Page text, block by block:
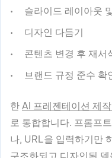
슬라이드 레이아웃
디자인 다듬기
콘텐츠 변경 후 재서
브랜드 규정 준수 확
한 AI 프레젠테이션 제
로 통합합니다. 프롬프
나, URL을 입력하기만